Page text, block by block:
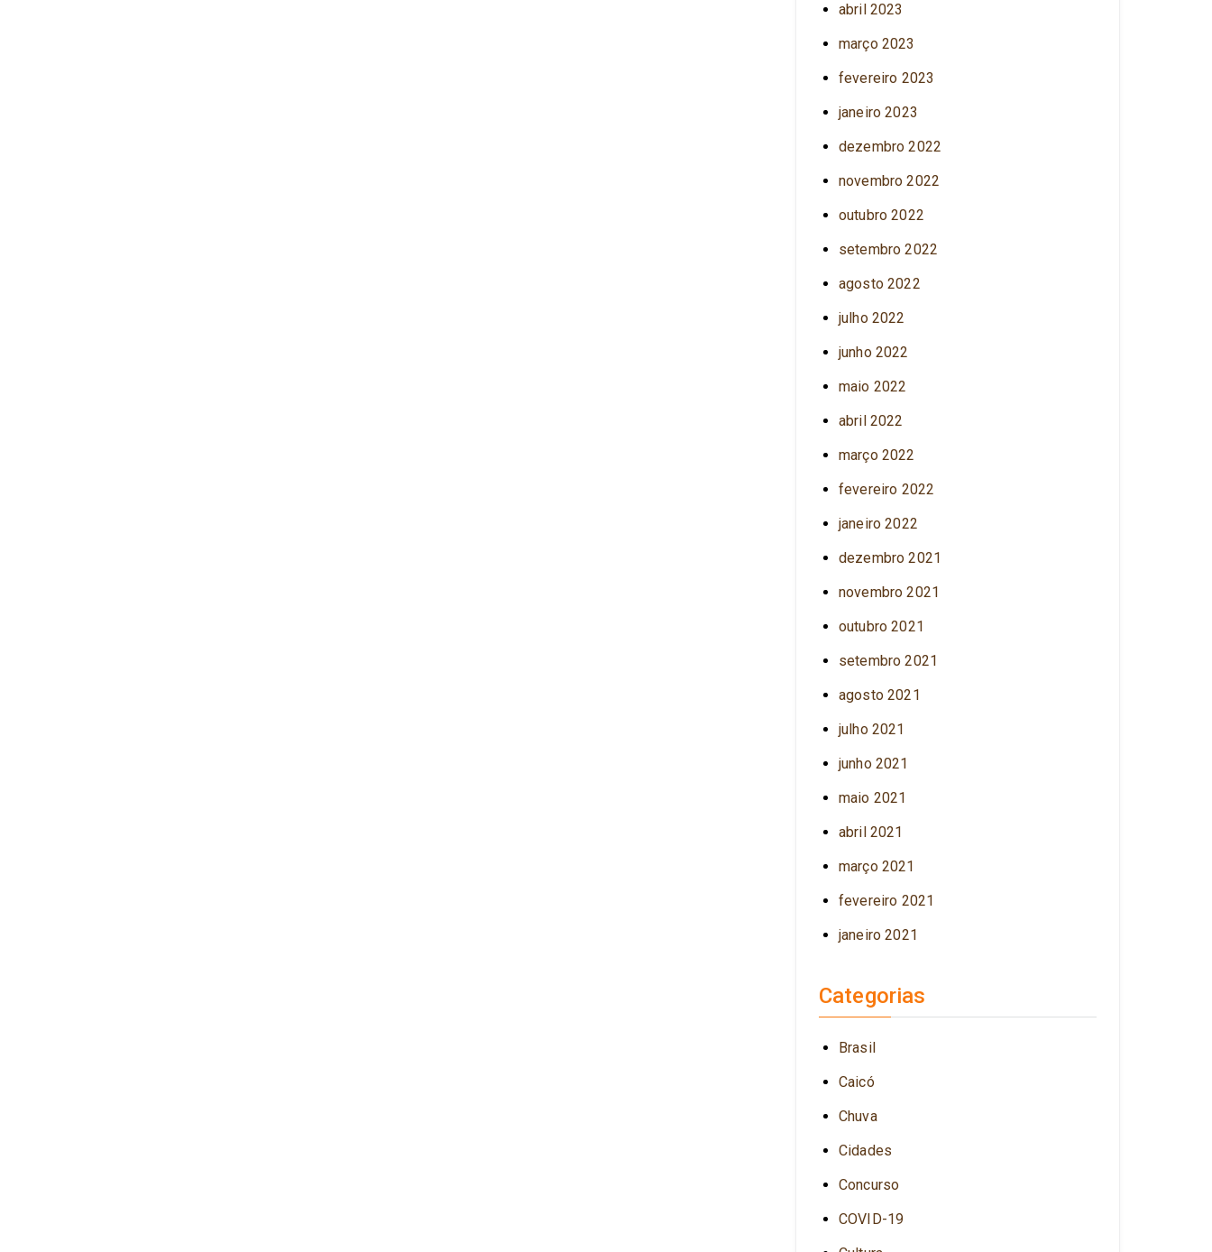
abril 2023
março 2023
fevereiro 2023
janeiro 2023
dezembro 2022
novembro 2022
outubro 2022
setembro 2022
agosto 2022
julho 2022
junho 2022
maio 2022
abril 2022
março 2022
fevereiro 2022
janeiro 2022
dezembro 2021
novembro 2021
outubro 2021
setembro 2021
agosto 2021
julho 2021
junho 2021
maio 2021
abril 2021
março 2021
fevereiro 2021
janeiro 2021
Categorias
Brasil
Caicó
Chuva
Cidades
Concurso
COVID-19